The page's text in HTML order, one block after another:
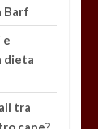
Barf
e
dieta
tra